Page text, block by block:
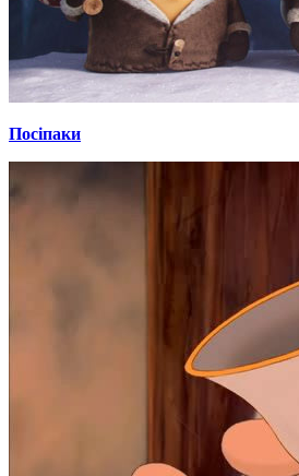
Посіпаки